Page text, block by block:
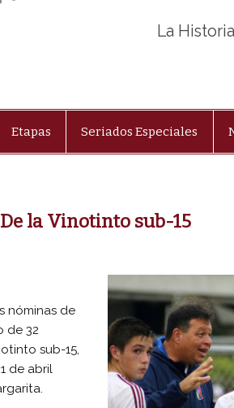
La
Etapas Seriados Especiales
la Vinotinto sub-15
nóminas de
de 32
sub-15,
de abril